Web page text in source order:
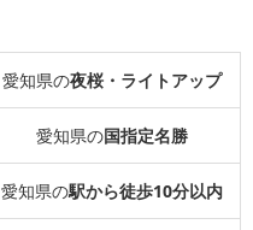
愛知県の夜桜・ライトアップ
愛知県の国指定名勝
愛知県の駅から徒歩10分以内